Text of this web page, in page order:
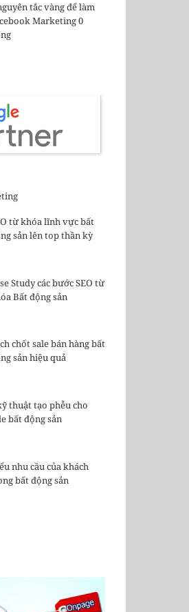
tắc vàng để làm
Marketing 0
từ khóa lĩnh vực bất
sản lên top thần kỳ
Study các bước SEO từ
Bất động sản
chốt sale bán hàng bất
sản hiệu quả
thuật tạo phễu cho
bất động sản
nhu cầu của khách
bất động sản